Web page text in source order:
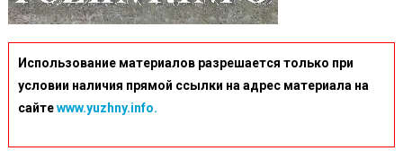
Использование материалов разрешается только при
условии наличия прямой ссылки на адрес материала на
сайтеwww.yuzhny.info.